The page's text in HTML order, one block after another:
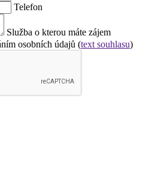
Telefon
Služba o kterou máte zájem
osobních údajů (text souhlasu)